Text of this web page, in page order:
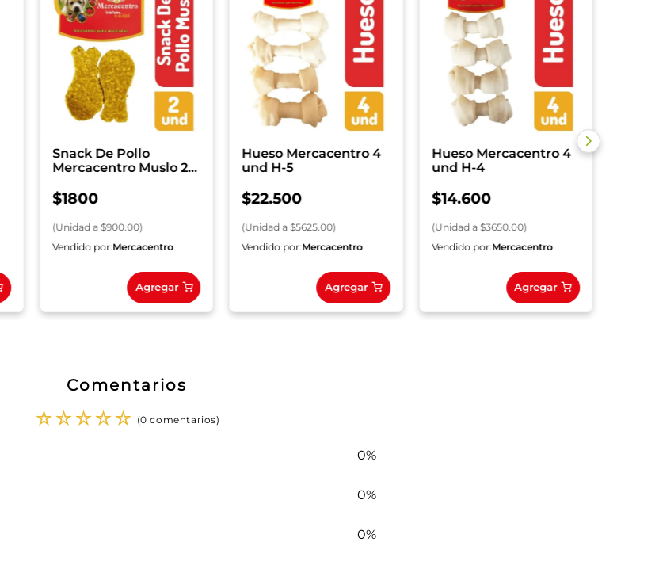
Snack De Pollo
Mercacentro Muslo 2
$1800
(Unidad a $900.00)
Vendido por:Mercacentro
Agregar
Hueso Mercacentro 4
und H-5
$22.500
(Unidad a $5625.00)
Vendido por:Mercacentro
Agregar
Hueso Mercacentro 4
und H-4
$14.600
(Unidad a $3650.00)
Vendido por:Mercacentro
Agregar
Comentarios
☆☆☆☆☆ (0 comentarios)
0%
0%
0%